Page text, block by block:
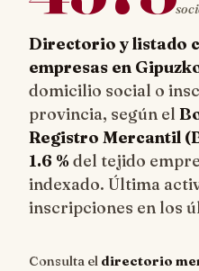
Directorio y listado
empresas en
domicilio social o
provincia, según el
Registro Mercantil
1.6 %del tejido
indexado. Última
inscripciones en los
Consulta el directorio